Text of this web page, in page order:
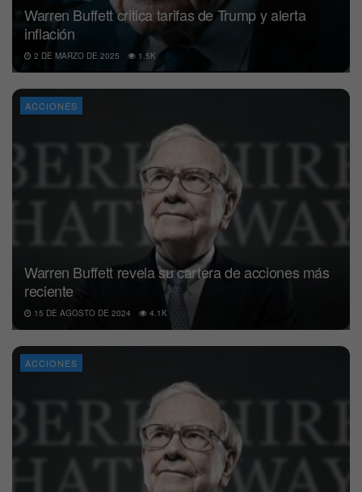
Warren Buffett critica tarifas de Trump y alerta
inflación
2 DE MARZO DE 2025 1.5K
ACCIONES
Warren Buffett revela su cartera de acciones más
reciente
15 DE AGOSTO DE 2024 4.1K
ACCIONES